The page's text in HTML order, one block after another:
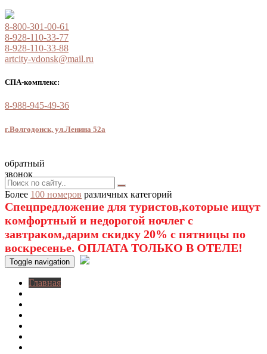
8-800-301-00-61
8-928-110-33-77
8-928-110-33-88
artcity-vdonsk@mail.ru
СПА-комплекс:
8-988-945-49-36
г.Волгодонск, ул.Ленина 52а
обратный
звонок
Более 100 номеров различных категорий
Спецпредложение для туристов,которые ищут
комфортный и недорогой ночлег с
завтраком,дарим скидку 20% с пятницы по
воскресенье. ОПЛАТА ТОЛЬКО В ОТЕЛЕ!
Toggle navigation
Главная